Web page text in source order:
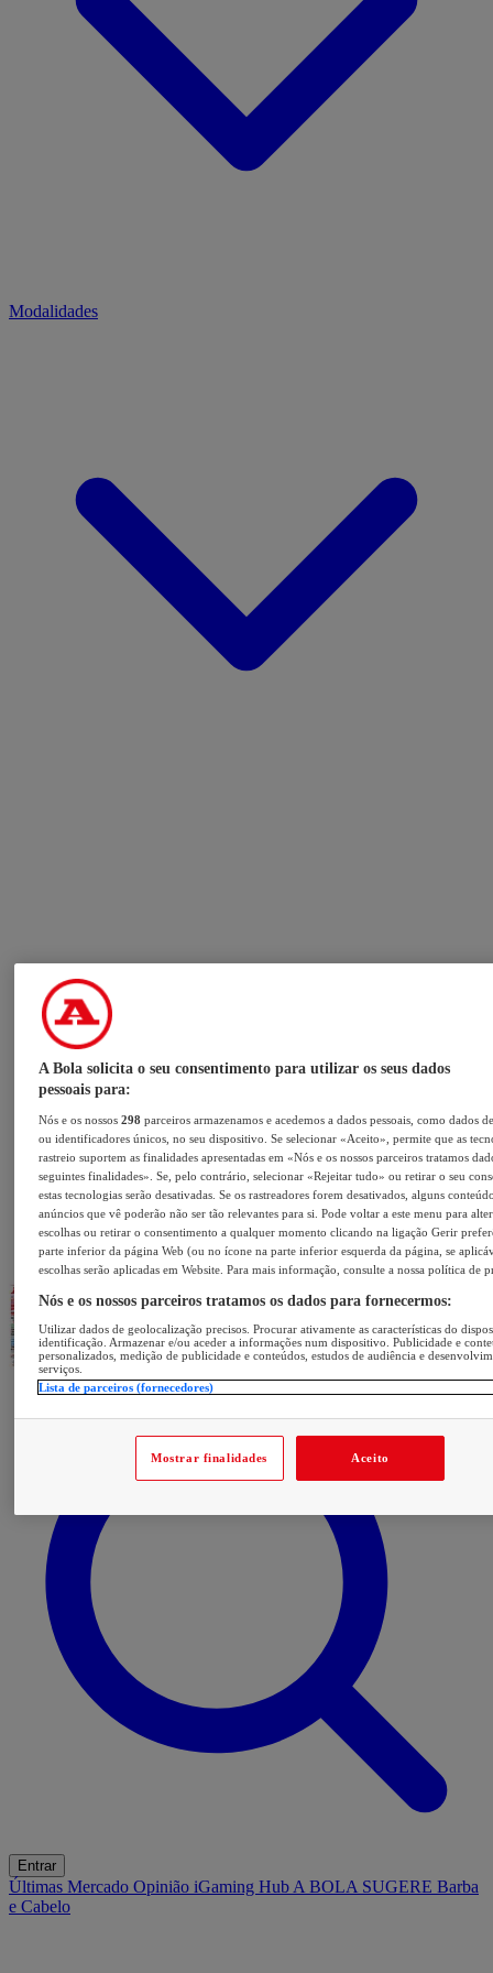
Modalidades
Entrar
Últimas Mercado Opinião iGaming Hub A BOLA SUGERE Barba
e Cabelo
A Bola solicita o seu consentimento para utilizar os seus dados
pessoais para:
Nós e os nossos298 parceiros armazenamos e acedemos a dados pessoais, como dados
ou identificadores únicos, no seu dispositivo. Se selecionar «Aceito», permite que as
rastreio suportem as finalidades apresentadas em «Nós e os nossos parceiros tratamos
seguintes finalidades». Se, pelo contrário, selecionar «Rejeitar tudo» ou retirar o seu
estas tecnologias serão desativadas. Se os rastreadores forem desativados, alguns
anúncios que vê poderão não ser tão relevantes para si. Pode voltar a este menu para
escolhas ou retirar o consentimento a qualquer momento clicando na ligação Gerir
parte inferior da página Web (ou no ícone na parte inferior esquerda da página, se
escolhas serão aplicadas em Website. Para mais informação, consulte a nossa política de
Nós e os nossos parceiros tratamos os dados para fornecermos:
Utilizar dados de geolocalização precisos. Procurar ativamente as características do
identificação. Armazenar e/ou aceder a informações num dispositivo. Publicidade e
personalizados, medição de publicidade e conteúdos, estudos de audiência e
serviços.
Lista de parceiros (fornecedores)
Mostrar finalidades Aceito